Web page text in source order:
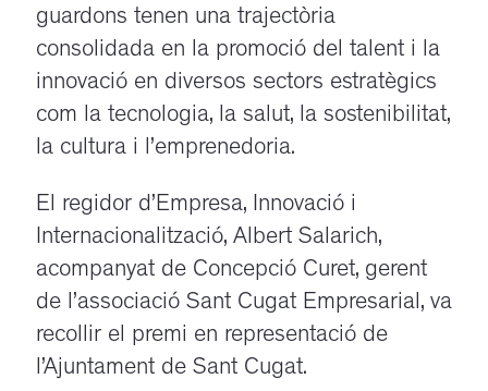
guardons tenen una trajectòria
consolidada en la promoció del talent i la
innovació en diversos sectors estratègics
com la tecnologia, la salut, la sostenibilitat,
la cultura i l’emprenedoria.
El regidor d’Empresa, Innovació i
Internacionalització, Albert Salarich,
acompanyat de Concepció Curet, gerent
de l’associació Sant Cugat Empresarial, va
recollir el premi en representació de
l’Ajuntament de Sant Cugat.